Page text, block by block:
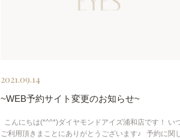
2021.09.14
~WEB予約サイト変更のお知らせ~
こんにちは(*^^*)ダイヤモンドアイズ浦和店です！ い
ご利用頂きまことにありがとうございます♪ 予約に関